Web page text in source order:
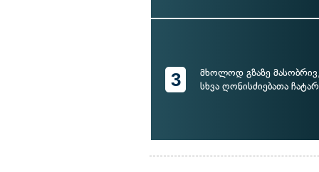
3
მხოლოდ გზაზე
სხვა ღონისძიებათა